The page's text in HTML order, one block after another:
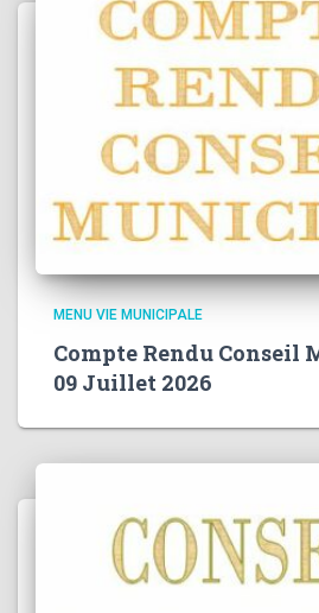
MENU VIE MUNICIPALE
Compte Rendu Conseil
09 Juillet 2026